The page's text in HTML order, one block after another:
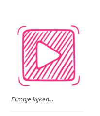
Filmpje kijken...